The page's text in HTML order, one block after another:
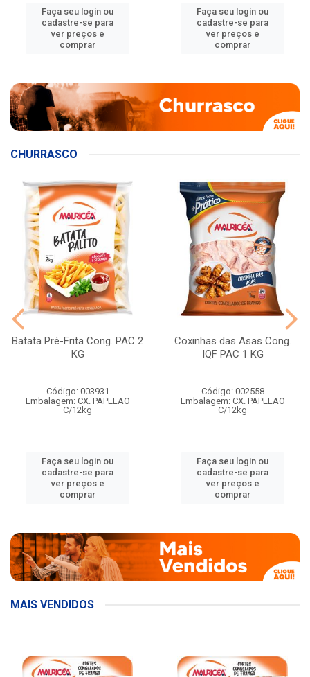
Faça seu login ou
cadastre-se para
ver preços e
comprar
Faça seu login ou
cadastre-se para
ver preços e
comprar
CHURRASCO
Batata Pré-Frita Cong. PAC 2
KG
Código: 003931
Embalagem: CX. PAPELAO
C/12kg
Faça seu login ou
cadastre-se para
ver preços e
comprar
Coxinhas das Asas Cong.
IQF PAC 1 KG
Código: 002558
Embalagem: CX. PAPELAO
C/12kg
Faça seu login ou
cadastre-se para
ver preços e
comprar
MAIS VENDIDOS